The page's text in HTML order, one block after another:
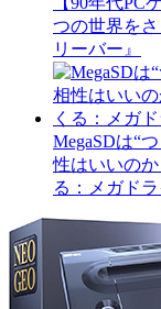
つの世界を
リーバー』
MegaSDは“
性はいいの
る：メガドラ